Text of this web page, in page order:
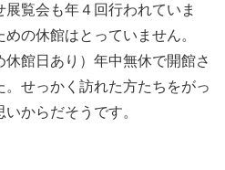
覧会も年４回行われていま
の休館はとっていません。
休館日あり）年中無休で開館さ
せっかく訪れた方たちをがっ
からだそうです。